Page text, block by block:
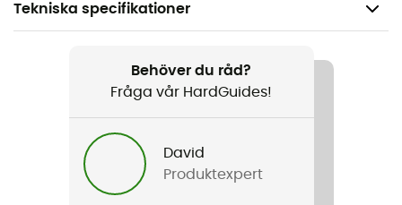
Tekniska specifikationer
Vandring / Vandring / Resa / Den dagliga
Behöver du råd?
Fråga vår HardGuides!
David
Produktexpert